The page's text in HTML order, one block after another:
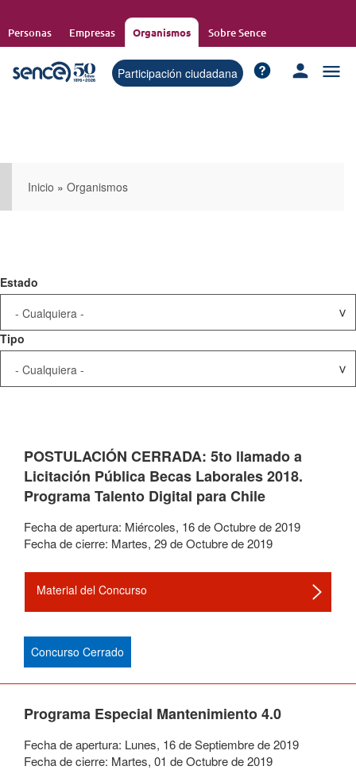
contenido
Personas Empresas Organismos Sobre Sence
Participación ciudadana
Inicio » Organismos
Estado
Tipo
POSTULACIÓN CERRADA: 5to llamado a
Licitación Pública Becas Laborales 2018.
Programa Talento Digital para Chile
Fecha de apertura: Miércoles, 16deOctubrede2019
Fecha de cierre: Martes, 29deOctubrede2019
Material del Concurso
Concurso Cerrado
Programa Especial Mantenimiento 4.0
Fecha de apertura: Lunes, 16deSeptiembrede2019
Fecha de cierre: Martes, 01 deOctubrede2019